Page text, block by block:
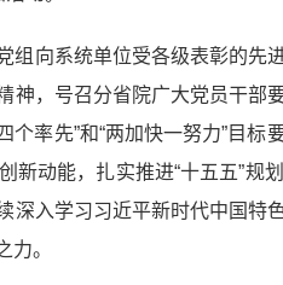
组向系统单位受各级表彰的
，号召分省院广大党员干
个率先”和“两加快一努力”目
动能，扎实推进“十五五”
入学习习近平新时代中国特
力。